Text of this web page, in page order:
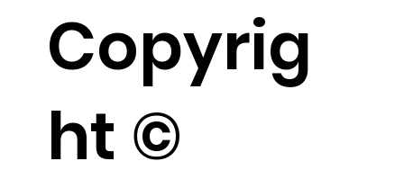
Copyrig
ht ©